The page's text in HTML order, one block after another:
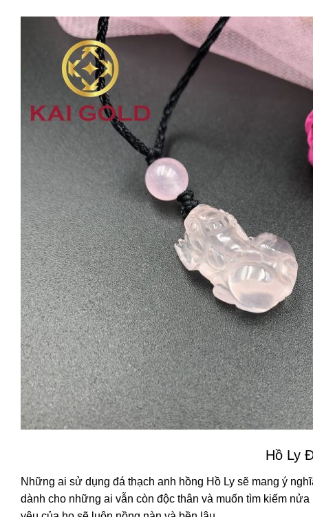
Hồ Ly
Những ai sử dụng đá thạch anh hồng Hồ Ly sẽ mang ý
dành cho những ai vẫn còn độc thân và muốn tìm kiếm